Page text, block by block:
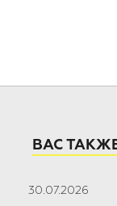
ВАС
30.07.2026